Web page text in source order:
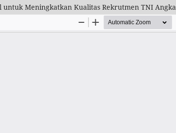
Meningkatkan Kualitas Rekrutmen TNI